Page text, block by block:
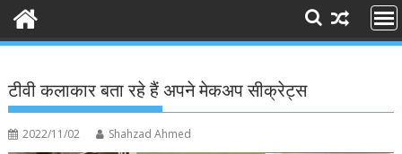
टीवी कलाकार बता रहे हैं अपने मेकअप सीक्रेट्स
2022/11/02 Shahzad Ahmed